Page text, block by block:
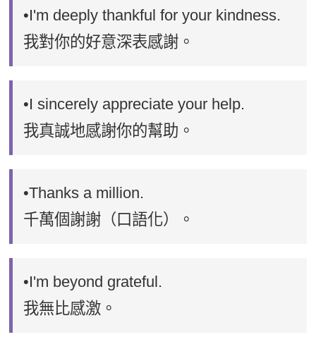
•I'm deeply thankful for your kindness.
我對你的好意深表感謝。
•I sincerely appreciate your help.
我真誠地感謝你的幫助。
•Thanks a million.
千萬個謝謝（口語化）。
•I'm beyond grateful.
我無比感激。